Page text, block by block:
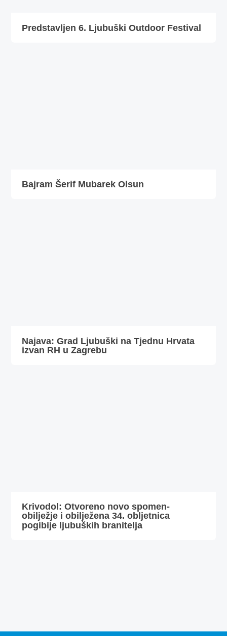
Predstavljen 6. Ljubuški Outdoor Festival
Bajram Šerif Mubarek Olsun
Najava: Grad Ljubuški na Tjednu Hrvata
izvan RH u Zagrebu
Krivodol: Otvoreno novo spomen-
obilježje i obilježena 34. obljetnica
pogibije ljubuških branitelja